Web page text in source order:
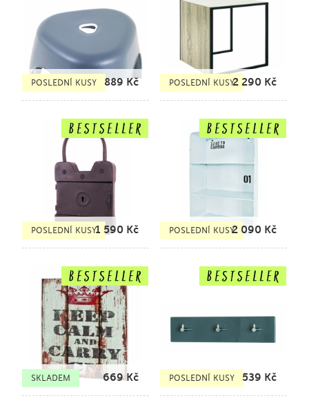
POSLEDNÍ KUSY 889 Kč POSLEDNÍ KUSY2 290 Kč
POSLEDNÍ KUSY1 590 Kč POSLEDNÍ KUSY2 090 Kč
SKLADEM 669 Kč POSLEDNÍ KUSY 539 Kč